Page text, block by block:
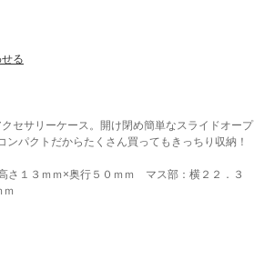
る
セサリーケース。開け閉め簡単なスライドオープ
ンパクトだからたくさん買ってもきっちり収納！
さ１３ｍｍ×奥行５０ｍｍ マス部：横２２．３
ｍ